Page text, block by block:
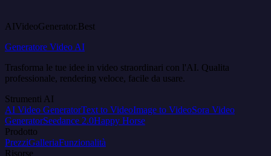
AIVideoGenerator.Best
Generatore Video AI
Trasforma le tue idee in video straordinari con l'AI. Qualita
professionale, rendering veloce, facile da usare.
Strumenti AI
AI Video GeneratorText to VideoImage to VideoSora Video
GeneratorSeedance 2.0Happy Horse
Prodotto
PrezziGalleriaFunzionalità
Risorse